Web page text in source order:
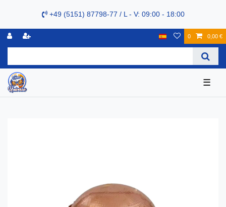
+49 (5151) 87798-77 / L - V: 09:00 - 18:00
0 0,00 €
☰